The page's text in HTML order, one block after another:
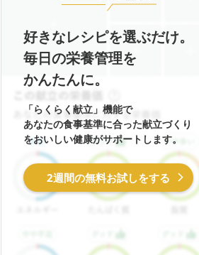
好きなレシピを選ぶだけ。
毎日の栄養管理を
かんたんに。
「らくらく献立」機能で
あなたの食事基準に合った献立づくり
をおいしい健康がサポートします。
2週間の無料お試しをする